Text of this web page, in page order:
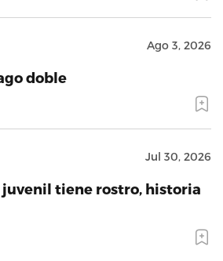
Ago 3, 2026
doble
Jul 30, 2026
tiene rostro, historia